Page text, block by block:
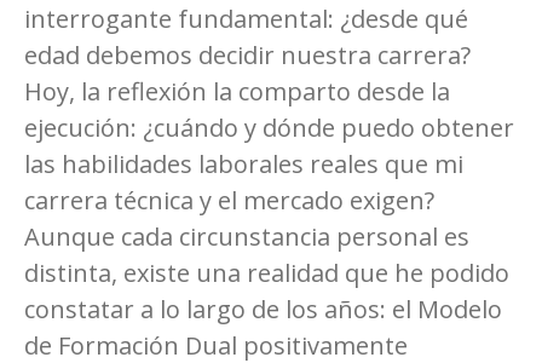
interrogante fundamental: ¿desde qué
edad debemos decidir nuestra carrera?
Hoy, la reflexión la comparto desde la
ejecución: ¿cuándo y dónde puedo obtener
las habilidades laborales reales que mi
carrera técnica y el mercado exigen?
Aunque cada circunstancia personal es
distinta, existe una realidad que he podido
constatar a lo largo de los años: el Modelo
de Formación Dual positivamente